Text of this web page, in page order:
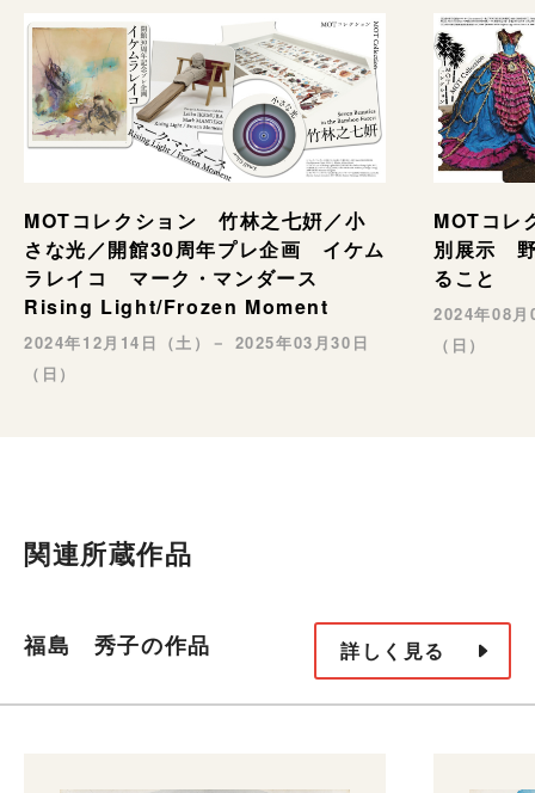
MOTコレクション 竹林之七姸／小
さな光／開館30周年プレ企画 イケム
ラレイコ マーク・マンダース
Rising Light/Frozen Moment
2024年12月14日（土）－ 2025年03月30日
（日）
MOTコレ
別展示
ること
2024年08
（日）
関連所蔵作品
福島 秀子の作品 詳しく見る